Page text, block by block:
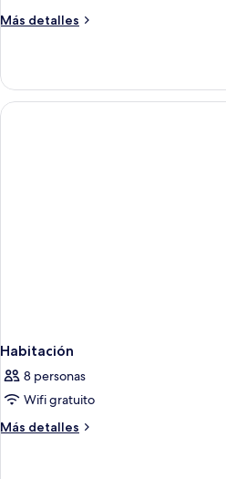
Más detalles
Más
Habitación
8 personas
Wifi gratuito
Más detalles
Más